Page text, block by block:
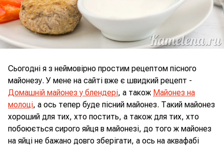
Сьогодні я з неймовірно простим рецептом пісного
майонезу. У мене на сайті вже є швидкий рецепт -
Домашній майонез у блендері, а також Майонез на
молоці, а ось тепер буде пісний майонез. Такий майонез
хороший для тих, хто постить, а також для тих, хто
побоюється сирого яйця в майонезі, до того ж майонез
на яйці не бажано довго зберігати, а ось на аквафабі